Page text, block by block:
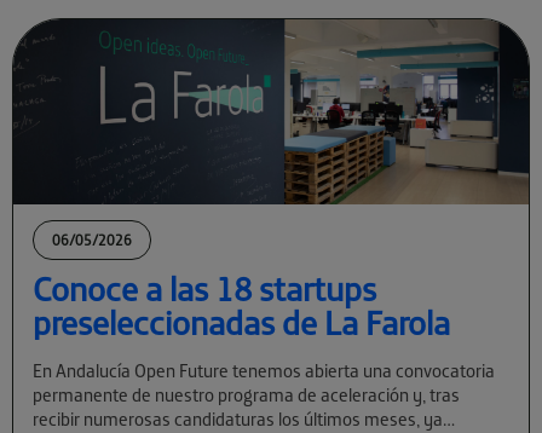
06/05/2026
Conoce a las 18 startups
preseleccionadas de La Farola
En Andalucía Open Future tenemos abierta una convocatoria
permanente de nuestro programa de aceleración y, tras
recibir numerosas candidaturas los últimos meses, ya